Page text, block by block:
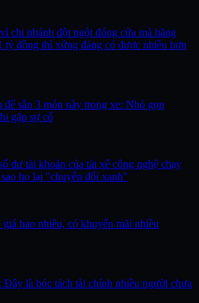
chi nhánh đột ngột đóng cửa mà hãng
tỷ đồng thì xứng đáng có được nhiều hơn
sẵn 3 món này trong xe: Nhỏ gọn
gặp sự cố
dư tài khoản của tài xế công nghệ chạy
họ lại "chuyển đổi xanh"
bao nhiêu, có khuyến mãi nhiều
Đây là bóc tách tài chính nhiều người chưa